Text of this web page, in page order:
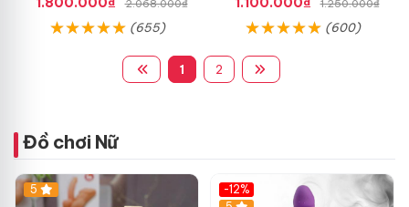
2.068.000₫
(655)
1.250.000₫
(600)
1 2
Đồ chơi Nữ
5
-12%